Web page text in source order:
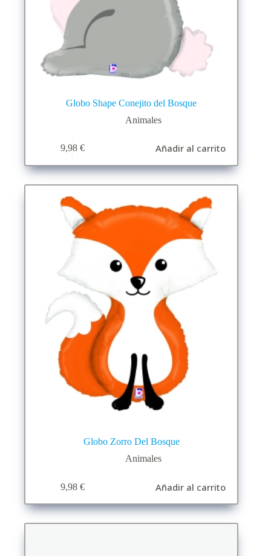
Globo Shape Conejito del Bosque
Animales
9,98 € Añadir al carrito
Globo Zorro Del Bosque
Animales
9,98 € Añadir al carrito